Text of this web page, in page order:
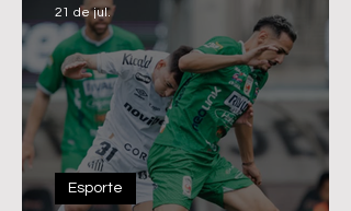
Esporte
21 de jul.